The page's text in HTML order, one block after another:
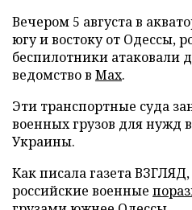
Вечером 5 августа в
югу и востоку от Одессы,
беспилотники атаковали
ведомство в Max.
Эти транспортные суда
военных грузов для нужд
Украины.
Как писала газета
российские военные